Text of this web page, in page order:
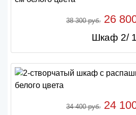
38 300 руб. 26
Шкаф 2/ 1
34 400 руб. 24